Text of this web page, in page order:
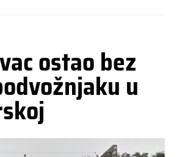
ostao bez
u